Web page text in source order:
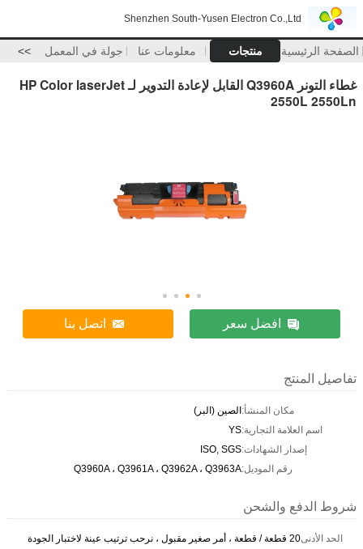
Shenzhen South-Yusen Electron Co.,Ltd
الصفحة الرئيسية منتجات معلومات عنا جولة في المعمل >>
غطاء التونر Q3960A القابل لإعادة التدوير لـ HP Color laserJet
2550L 2550Ln
افضل سعر اتصل بنا
تفاصيل المنتج
مكان المنشأ:الصين (البر)
اسم العلامة التجارية:YS
إصدار الشهادات:ISO, SGS
رقم الموديل:Q3960A ، Q3961A ، Q3962A ، Q3963A
شروط الدفع والشحن
الحد الأدنى20 قطعة / قطعة ، أمر صغير مقبول ، نرحب ترتيب عينة لاختبار الجودة